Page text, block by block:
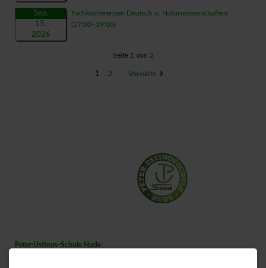
Sep.
15.
2026
Fachkonferenzen Deutsch u. Naturwissenschaften
(17:00–19:00)
Seite 1 von 2
1 2 Vorwärts
Peter-Ustinov-Schule Hude